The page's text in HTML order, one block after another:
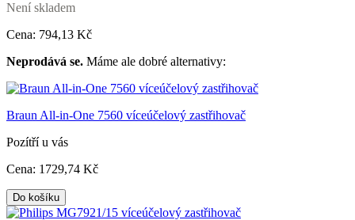
Není skladem
Cena: 794,13 Kč
Neprodává se. Máme ale dobré alternativy:
Braun All-in-One 7560 víceúčelový zastřihovač
Pozítří u vás
Cena: 1729,74 Kč
Do košíku